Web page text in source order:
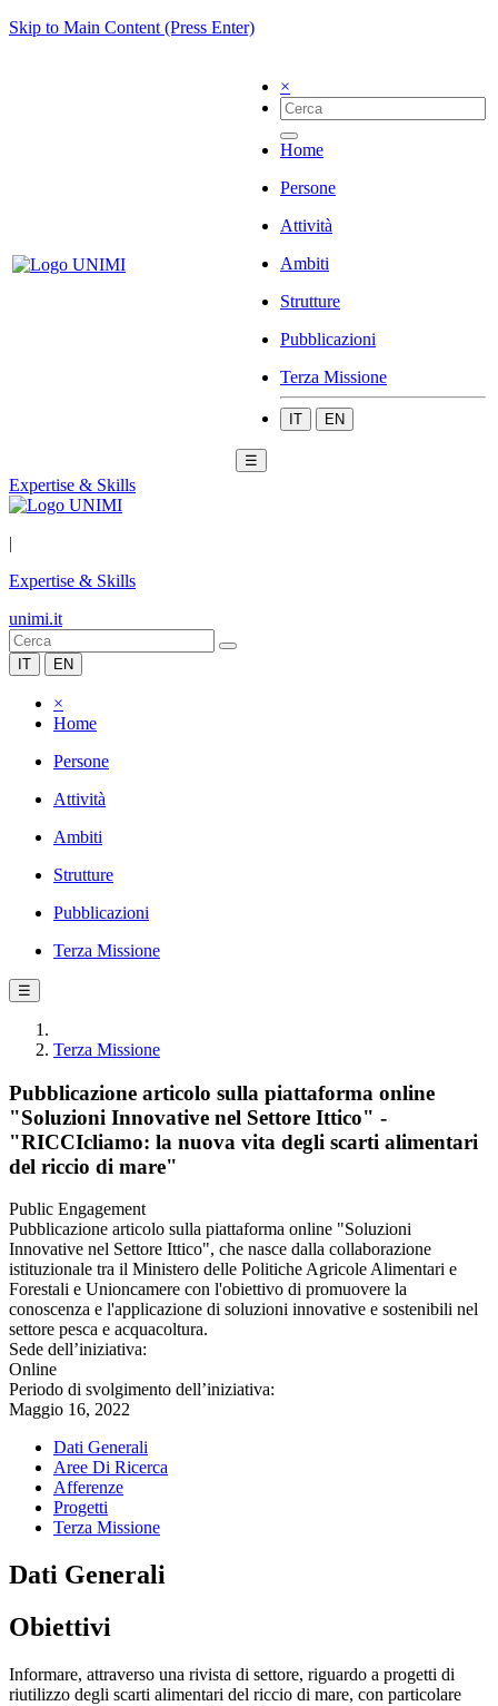
Skip to Main Content (Press Enter)
×
Home
Persone
Attività
Ambiti
Strutture
Pubblicazioni
Terza Missione
IT EN
☰
Expertise & Skills
|
Expertise & Skills
unimi.it
IT EN
×
Home
Persone
Attività
Ambiti
Strutture
Pubblicazioni
Terza Missione
☰
Terza Missione
Pubblicazione articolo sulla piattaforma online
"Soluzioni Innovative nel Settore Ittico" -
"RICCIcliamo: la nuova vita degli scarti alimentari
del riccio di mare"
Public Engagement
Pubblicazione articolo sulla piattaforma online "Soluzioni
Innovative nel Settore Ittico", che nasce dalla collaborazione
istituzionale tra il Ministero delle Politiche Agricole Alimentari e
Forestali e Unioncamere con l'obiettivo di promuovere la
conoscenza e l'applicazione di soluzioni innovative e sostenibili nel
settore pesca e acquacoltura.
Sede dell’iniziativa:
Online
Periodo di svolgimento dell’iniziativa:
Maggio 16, 2022
Dati Generali
Aree Di Ricerca
Afferenze
Progetti
Terza Missione
Dati Generali
Obiettivi
Informare, attraverso una rivista di settore, riguardo a progetti di
riutilizzo degli scarti alimentari del riccio di mare, con particolare